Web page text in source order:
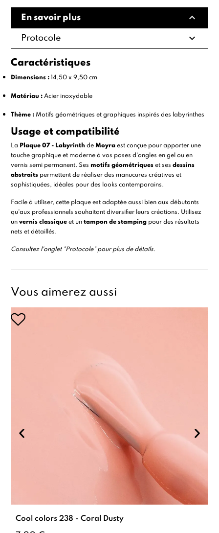
En savoir plus expand_less
Protocole expand_more
Caractéristiques
Dimensions : 14,50 x 9,50 cm
Matériau : Acier inoxydable
Thème : Motifs géométriques et graphiques inspirés des labyrinthes
Usage et compatibilité
La Plaque 07 - Labyrinth deMoyra est conçue pour apporter une
touche graphique et moderne à vos poses d'ongles en gel ou en
vernis semi permanent. Ses motifs géométriques et sesdessins
abstraits permettent de réaliser des manucures créatives et
sophistiquées, idéales pour des looks contemporains.
Facile à utiliser, cette plaque est adaptée aussi bien aux débutants
qu'aux professionnels souhaitant diversifier leurs créations. Utilisez
unvernis classique et untampon de stamping pour des résultats
nets et détaillés.
Consultez l'onglet "Protocole" pour plus de détails.
Vous aimerez aussi
Cool colors 238 - Coral Dusty